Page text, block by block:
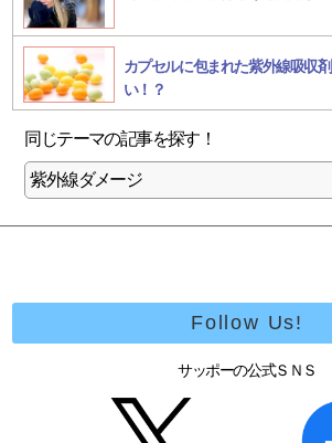
カプセルに包まれた紫外線吸収
い！？
同じテーマの記事を探す！
紫外線ダメージ
Follow Us!
サッポーの公式ＳＮＳ